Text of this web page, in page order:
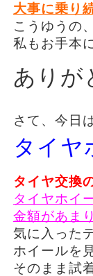
大事に乗り
こうゆうの
私もお手本
ありが
さて、今日
タイヤ
タイヤ交換
タイヤホイ
金額があま
気に入った
ホイールを
そのまま試